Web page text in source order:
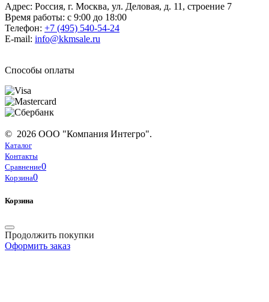
Адрес: Россия, г. Москва, ул. Деловая, д. 11, строение 7
Время работы: с 9:00 до 18:00
Телефон: +7 (495) 540-54-24
E-mail: info@kkmsale.ru
Способы оплаты
© 2026 ООО "Компания Интегро".
Каталог
Контакты
Сравнение0
Корзина0
Корзина
Продолжить покупки
Оформить заказ